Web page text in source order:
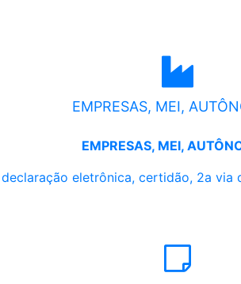
EMPRESAS, MEI,
EMPRESAS, MEI,
eletrônica, certidão, 2a via